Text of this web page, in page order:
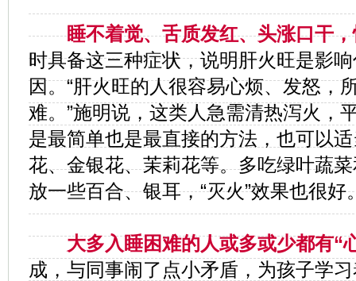
睡不着觉、舌质发红、头涨口干
时具备这三种症状，说明肝火旺是影
因。“肝火旺的人很容易心烦、发怒，
难。”施明说，这类人急需清热泻火，
是最简单也是最直接的方法，也可以
花、金银花、茉莉花等。多吃绿叶蔬
放一些百合、银耳，“灭火”效果也很好
大多入睡困难的人或多或少都有“
成，与同事闹了点小矛盾，为孩子学